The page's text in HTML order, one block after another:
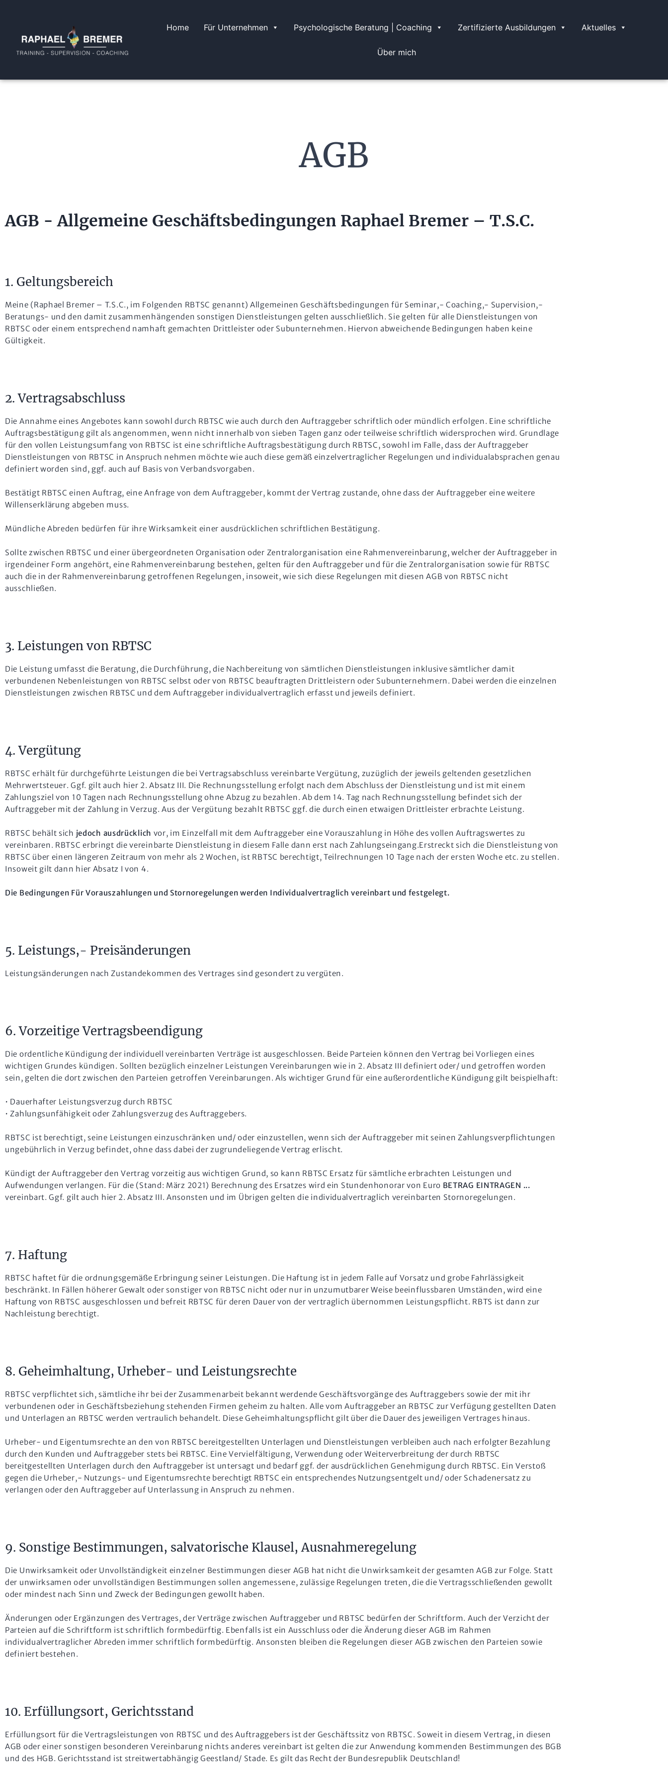
Home Für Unternehmen Psychologische Beratung | Coaching Zertifizierte Ausbildungen Aktuelles
Über mich
AGB
AGB - Allgemeine Geschäftsbedingungen Raphael Bremer – T.S.C.
1. Geltungsbereich
Meine (Raphael Bremer – T.S.C., im Folgenden RBTSC genannt) Allgemeinen Geschäftsbedingungen für Seminar,- Coaching,- Supervision,-
Beratungs- und den damit zusammenhängenden sonstigen Dienstleistungen gelten ausschließlich. Sie gelten für alle Dienstleistungen von
RBTSC oder einem entsprechend namhaft gemachten Drittleister oder Subunternehmen. Hiervon abweichende Bedingungen haben keine
Gültigkeit.
2. Vertragsabschluss
Die Annahme eines Angebotes kann sowohl durch RBTSC wie auch durch den Auftraggeber schriftlich oder mündlich erfolgen. Eine schriftliche
Auftragsbestätigung gilt als angenommen, wenn nicht innerhalb von sieben Tagen ganz oder teilweise schriftlich widersprochen wird. Grundlage
für den vollen Leistungsumfang von RBTSC ist eine schriftliche Auftragsbestätigung durch RBTSC, sowohl im Falle, dass der Auftraggeber
Dienstleistungen von RBTSC in Anspruch nehmen möchte wie auch diese gemäß einzelvertraglicher Regelungen und individualabsprachen genau
definiert worden sind, ggf. auch auf Basis von Verbandsvorgaben.
Bestätigt RBTSC einen Auftrag, eine Anfrage von dem Auftraggeber, kommt der Vertrag zustande, ohne dass der Auftraggeber eine weitere
Willenserklärung abgeben muss.
Mündliche Abreden bedürfen für ihre Wirksamkeit einer ausdrücklichen schriftlichen Bestätigung.
Sollte zwischen RBTSC und einer übergeordneten Organisation oder Zentralorganisation eine Rahmenvereinbarung, welcher der Auftraggeber in
irgendeiner Form angehört, eine Rahmenvereinbarung bestehen, gelten für den Auftraggeber und für die Zentralorganisation sowie für RBTSC
auch die in der Rahmenvereinbarung getroffenen Regelungen, insoweit, wie sich diese Regelungen mit diesen AGB von RBTSC nicht
ausschließen.
3. Leistungen von RBTSC
Die Leistung umfasst die Beratung, die Durchführung, die Nachbereitung von sämtlichen Dienstleistungen inklusive sämtlicher damit
verbundenen Nebenleistungen von RBTSC selbst oder von RBTSC beauftragten Drittleistern oder Subunternehmern. Dabei werden die einzelnen
Dienstleistungen zwischen RBTSC und dem Auftraggeber individualvertraglich erfasst und jeweils definiert.
4. Vergütung
RBTSC erhält für durchgeführte Leistungen die bei Vertragsabschluss vereinbarte Vergütung, zuzüglich der jeweils geltenden gesetzlichen
Mehrwertsteuer. Ggf. gilt auch hier 2. Absatz III. Die Rechnungsstellung erfolgt nach dem Abschluss der Dienstleistung und ist mit einem
Zahlungsziel von 10 Tagen nach Rechnungsstellung ohne Abzug zu bezahlen. Ab dem 14. Tag nach Rechnungsstellung befindet sich der
Auftraggeber mit der Zahlung in Verzug. Aus der Vergütung bezahlt RBTSC ggf. die durch einen etwaigen Drittleister erbrachte Leistung.
RBTSC behält sich jedoch ausdrücklich vor, im Einzelfall mit dem Auftraggeber eine Vorauszahlung in Höhe des vollen Auftragswertes zu
vereinbaren. RBTSC erbringt die vereinbarte Dienstleistung in diesem Falle dann erst nach Zahlungseingang.Erstreckt sich die Dienstleistung von
RBTSC über einen längeren Zeitraum von mehr als 2 Wochen, ist RBTSC berechtigt, Teilrechnungen 10 Tage nach der ersten Woche etc. zu stellen.
Insoweit gilt dann hier Absatz I von 4.
Die Bedingungen Für Vorauszahlungen und Stornoregelungen werden Individualvertraglich vereinbart und festgelegt.
5. Leistungs,- Preisänderungen
Leistungsänderungen nach Zustandekommen des Vertrages sind gesondert zu vergüten.
6. Vorzeitige Vertragsbeendigung
Die ordentliche Kündigung der individuell vereinbarten Verträge ist ausgeschlossen. Beide Parteien können den Vertrag bei Vorliegen eines
wichtigen Grundes kündigen. Sollten bezüglich einzelner Leistungen Vereinbarungen wie in 2. Absatz III definiert oder/ und getroffen worden
sein, gelten die dort zwischen den Parteien getroffen Vereinbarungen. Als wichtiger Grund für eine außerordentliche Kündigung gilt beispielhaft:
• Dauerhafter Leistungsverzug durch RBTSC
• Zahlungsunfähigkeit oder Zahlungsverzug des Auftraggebers.
RBTSC ist berechtigt, seine Leistungen einzuschränken und/ oder einzustellen, wenn sich der Auftraggeber mit seinen Zahlungsverpflichtungen
ungebührlich in Verzug befindet, ohne dass dabei der zugrundeliegende Vertrag erlischt.
Kündigt der Auftraggeber den Vertrag vorzeitig aus wichtigen Grund, so kann RBTSC Ersatz für sämtliche erbrachten Leistungen und
Aufwendungen verlangen. Für die (Stand: März 2021) Berechnung des Ersatzes wird ein Stundenhonorar von Euro BETRAG EINTRAGEN ...
vereinbart. Ggf. gilt auch hier 2. Absatz III. Ansonsten und im Übrigen gelten die individualvertraglich vereinbarten Stornoregelungen.
7. Haftung
RBTSC haftet für die ordnungsgemäße Erbringung seiner Leistungen. Die Haftung ist in jedem Falle auf Vorsatz und grobe Fahrlässigkeit
beschränkt. In Fällen höherer Gewalt oder sonstiger von RBTSC nicht oder nur in unzumutbarer Weise beeinflussbaren Umständen, wird eine
Haftung von RBTSC ausgeschlossen und befreit RBTSC für deren Dauer von der vertraglich übernommen Leistungspflicht. RBTS ist dann zur
Nachleistung berechtigt.
8. Geheimhaltung, Urheber- und Leistungsrechte
RBTSC verpflichtet sich, sämtliche ihr bei der Zusammenarbeit bekannt werdende Geschäftsvorgänge des Auftraggebers sowie der mit ihr
verbundenen oder in Geschäftsbeziehung stehenden Firmen geheim zu halten. Alle vom Auftraggeber an RBTSC zur Verfügung gestellten Daten
und Unterlagen an RBTSC werden vertraulich behandelt. Diese Geheimhaltungspflicht gilt über die Dauer des jeweiligen Vertrages hinaus.
Urheber- und Eigentumsrechte an den von RBTSC bereitgestellten Unterlagen und Dienstleistungen verbleiben auch nach erfolgter Bezahlung
durch den Kunden und Auftraggeber stets bei RBTSC. Eine Vervielfältigung, Verwendung oder Weiterverbreitung der durch RBTSC
bereitgestellten Unterlagen durch den Auftraggeber ist untersagt und bedarf ggf. der ausdrücklichen Genehmigung durch RBTSC. Ein Verstoß
gegen die Urheber,- Nutzungs- und Eigentumsrechte berechtigt RBTSC ein entsprechendes Nutzungsentgelt und/ oder Schadenersatz zu
verlangen oder den Auftraggeber auf Unterlassung in Anspruch zu nehmen.
9. Sonstige Bestimmungen, salvatorische Klausel, Ausnahmeregelung
Die Unwirksamkeit oder Unvollständigkeit einzelner Bestimmungen dieser AGB hat nicht die Unwirksamkeit der gesamten AGB zur Folge. Statt
der unwirksamen oder unvollständigen Bestimmungen sollen angemessene, zulässige Regelungen treten, die die Vertragsschließenden gewollt
oder mindest nach Sinn und Zweck der Bedingungen gewollt haben.
Änderungen oder Ergänzungen des Vertrages, der Verträge zwischen Auftraggeber und RBTSC bedürfen der Schriftform. Auch der Verzicht der
Parteien auf die Schriftform ist schriftlich formbedürftig. Ebenfalls ist ein Ausschluss oder die Änderung dieser AGB im Rahmen
individualvertraglicher Abreden immer schriftlich formbedürftig. Ansonsten bleiben die Regelungen dieser AGB zwischen den Parteien sowie
definiert bestehen.
10. Erfüllungsort, Gerichtsstand
Erfüllungsort für die Vertragsleistungen von RBTSC und des Auftraggebers ist der Geschäftssitz von RBTSC. Soweit in diesem Vertrag, in diesen
AGB oder einer sonstigen besonderen Vereinbarung nichts anderes vereinbart ist gelten die zur Anwendung kommenden Bestimmungen des BGB
und des HGB. Gerichtsstand ist streitwertabhängig Geestland/ Stade. Es gilt das Recht der Bundesrepublik Deutschland!